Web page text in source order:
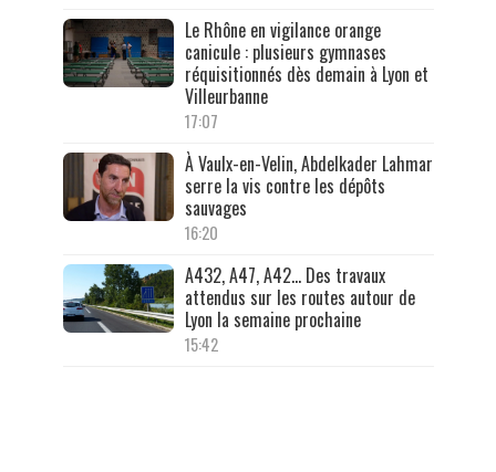
Le Rhône en vigilance orange
canicule : plusieurs gymnases
réquisitionnés dès demain à Lyon et
Villeurbanne
17:07
À Vaulx-en-Velin, Abdelkader Lahmar
serre la vis contre les dépôts
sauvages
16:20
A432, A47, A42… Des travaux
attendus sur les routes autour de
Lyon la semaine prochaine
15:42